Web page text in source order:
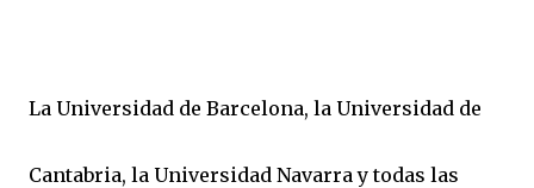
La Universidad de Barcelona, la Universidad de
Cantabria, la Universidad Navarra y todas las